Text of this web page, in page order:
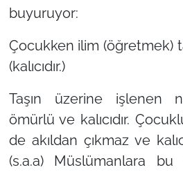
buyuruyor:
Çocukken ilim (öğretmek)
(kalıcıdır.)
Taşın üzerine işlenen
ömürlü ve kalıcıdır.
de akıldan çıkmaz ve
(s.a.a) Müslümanlara bu